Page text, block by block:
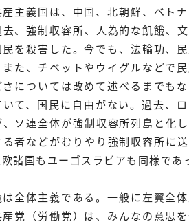
主義国は、中国、北朝鮮、ベト
、強制収容所、人為的な飢餓、
を殺害した。今でも、法輪功、
また、チベットやウイグルなどで
については改めて述べるまでも
て、国民に自由がない。過去、
ソ連全体が強制収容所列島と化
者などがむりやり強制収容所に
諸国もユーゴスラビアも同様であ
全体主義である。一般に左翼全
党（労働党）は、みんなの意思